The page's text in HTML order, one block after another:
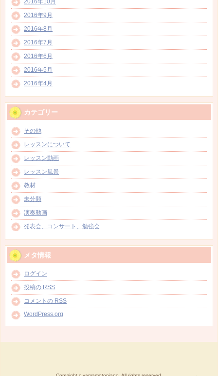
2016年10月
2016年9月
2016年8月
2016年7月
2016年6月
2016年5月
2016年4月
カテゴリー
その他
レッスンについて
レッスン動画
レッスン風景
教材
未分類
演奏動画
発表会、コンサート、勉強会
メタ情報
ログイン
投稿の RSS
コメントの RSS
WordPress.org